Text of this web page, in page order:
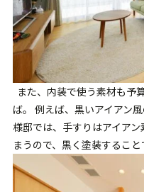
また、内装で使う素材も予
ば。 例えば、黒いアイアン
様邸では、手すりはアイア
まうので、黒く塗装するこ